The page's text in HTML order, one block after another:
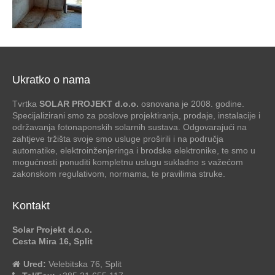
Ukratko o nama
Tvrtka SOLAR PROJEKT d.o.o. osnovana je 2008. godine.
Specijalizirani smo za poslove projektiranja, prodaje, instalacije i
održavanja fotonaponskih solarnih sustava. Odgovarajući na
zahtjeve tržišta svoje smo usluge proširili i na područja
automatike, elektroinženjeringa i brodske elektronike, te smo u
mogućnosti ponuditi kompletnu uslugu sukladno s važećom
zakonskom regulativom, normama, te pravilima struke.
Kontakt
Solar Projekt d.o.o.
Cesta Mira 16, Split
Ured: Velebitska 76, Split